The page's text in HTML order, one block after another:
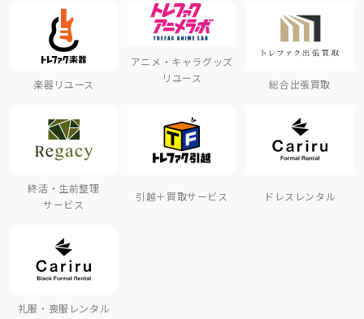
楽器リユース
アニメ・キャラグッズ
リユース
総合出張買取
終活・生前整理
サービス
引越＋買取サービス ドレスレンタル
礼服・喪服レンタル